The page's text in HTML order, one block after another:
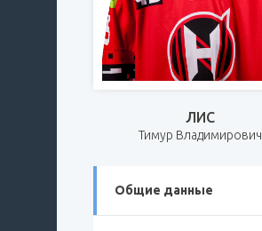
ЛИС
Тимур Владимирович
Общие данные